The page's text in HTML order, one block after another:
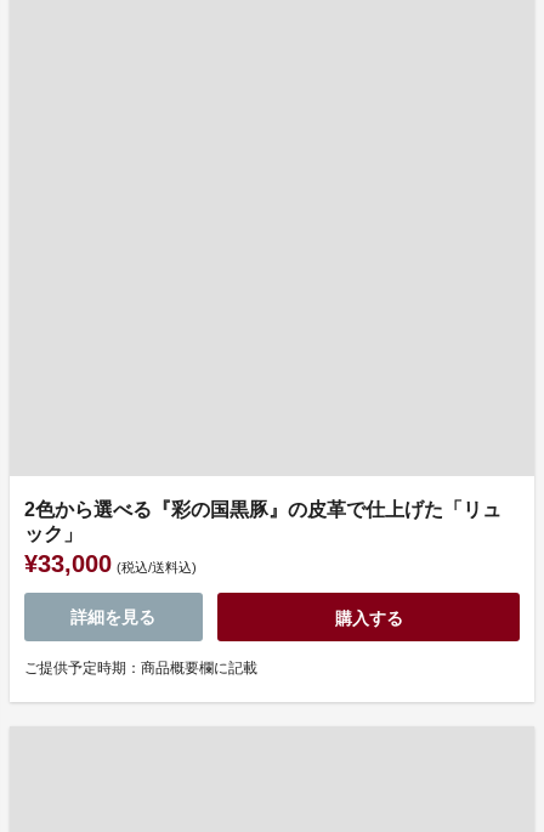
2色から選べる『彩の国黒豚』の皮革で仕上げた「リュ
ック」
¥33,000 (税込/送料込)
詳細を見る 購入する
ご提供予定時期：商品概要欄に記載